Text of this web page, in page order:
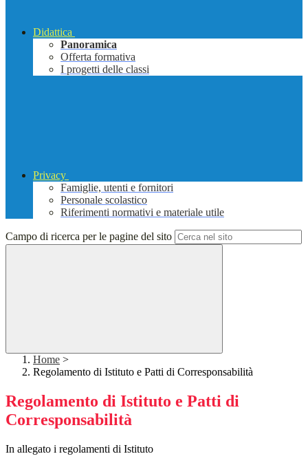
Didattica
Panoramica
Offerta formativa
I progetti delle classi
Privacy
Famiglie, utenti e fornitori
Personale scolastico
Riferimenti normativi e materiale utile
Campo di ricerca per le pagine del sito
Home >
Regolamento di Istituto e Patti di Corresponsabilità
Regolamento di Istituto e Patti di
Corresponsabilità
In allegato i regolamenti di Istituto